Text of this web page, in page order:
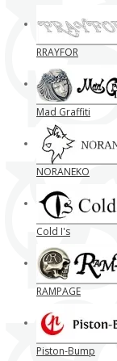
RRAYFOR
Mad Graffiti
NORANEKO
Cold I's
RAMPAGE
Piston-Bump